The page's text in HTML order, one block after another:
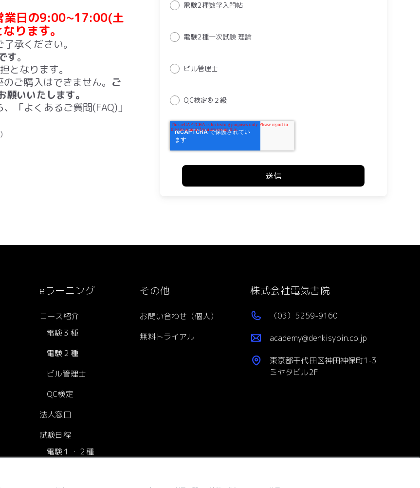
業日の9:00~17:00(土
ります。
承ください。
す。
となります。
ご購入はできません。 ご
いいたします。
「よくあるご質問(FAQ)」
電験2種数学入門帖
電験2種一次試験 理論
ビル管理士
QC検定®２級
eラーニング
コース紹介
電験３種
電験２種
ビル管理士
QC検定
法人窓口
試験日程
電験１・２種
その他
お問い合わせ（個人）
無料トライアル
株式会社電気書院
（03）5259-9160
academy@denkisyoin.co.jp
東京都千代田区神田神保町1-3
ミヤタビル2F